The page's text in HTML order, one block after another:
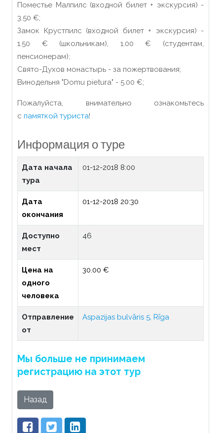
Поместье Малпилс (входной билет + экскурсия) -
3.50 €;
Замок Крустпилс (входной билет + экскурсия) -
1.50 € (школьникам), 1.00€ (студентам,
пенсионерам);
Свято-Духов монастырь - за пожертвования;
Винодельня "Domu pietura" - 5.00 €;
Пожалуйста, внимательно ознакомьтесь
с памяткой туриста!
Информация о туре
Дата начала
тура
01-12-2018 8:00
Дата
окончания
01-12-2018 20:30
Доступно
мест
46
Цена на
одного
человека
30.00 €
Отправление
от
Aspazijas bulvāris 5, Rīga
Мы больше не принимаем
регистрацию на этот тур
Назад